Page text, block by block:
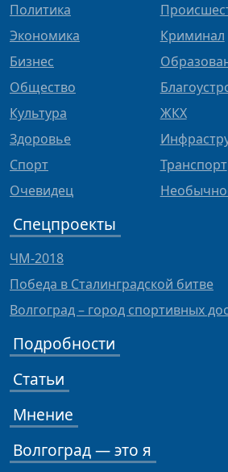
Политика
Экономика
Бизнес
Общество
Культура
Здоровье
Спорт
Очевидец
Криминал
ЖКХ
Транспорт
Спецпроекты
ЧМ-2018
Победа в Сталинградской битве
Волгоград – город спортивных
Подробности
Статьи
Мнение
Волгоград — это я